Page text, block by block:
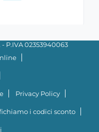
P.IVA 02353940063
Privacy Policy
i codici sconto